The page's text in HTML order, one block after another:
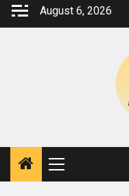
Skip
August 6, 2026
Primary
Menu